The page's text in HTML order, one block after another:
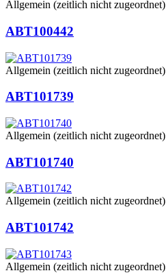
Allgemein (zeitlich nicht zugeordnet)
ABT100442
Allgemein (zeitlich nicht zugeordnet)
ABT101739
Allgemein (zeitlich nicht zugeordnet)
ABT101740
Allgemein (zeitlich nicht zugeordnet)
ABT101742
Allgemein (zeitlich nicht zugeordnet)